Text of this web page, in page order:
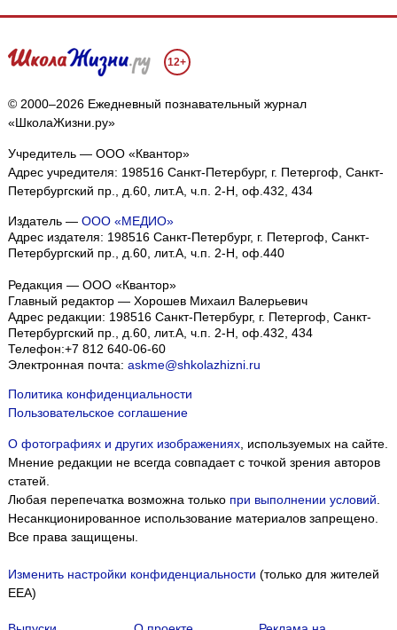
12+
© 2000–2026 Ежедневный познавательный журнал
«ШколаЖизни.ру»
Учредитель — ООО «Квантор»
Адрес учредителя: 198516 Санкт-Петербург, г. Петергоф, Санкт-
Петербургский пр., д.60, лит.А, ч.п. 2-Н, оф.432, 434
Издатель — ООО «МЕДИО»
Адрес издателя: 198516 Санкт-Петербург, г. Петергоф, Санкт-
Петербургский пр., д.60, лит.А, ч.п. 2-Н, оф.440
Редакция — ООО «Квантор»
Главный редактор — Хорошев Михаил Валерьевич
Адрес редакции: 198516 Санкт-Петербург, г. Петергоф Санкт-
Петербургский пр., д.60, лит.А, ч.п. 2-Н, оф.432, 434
Телефон:+7 812 640-06-60
Электронная почта: askme@shkolazhizni.ru
Политика конфиденциальности
Пользовательское соглашение
О фотографиях и других изображениях, используемых на сайте.
Мнение редакции не всегда совпадает с точкой зрения авторов
статей.
Любая перепечатка возможна только при выполнении условий
Несанкционированное использование материалов запрещено.
Все права защищены.
Изменить настройки конфиденциальности (только для жителей
EEA)